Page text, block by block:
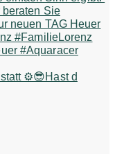
⚙️😎Hast d